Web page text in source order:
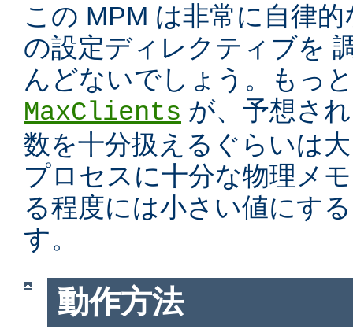
この MPM は非常に自律
の設定ディレクティブを
んどないでしょう。もっ
MaxClients が、予想さ
数を十分扱えるぐらいは
プロセスに十分な物理メ
る程度には小さい値にす
す。
動作方法